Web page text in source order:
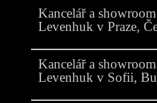
NOVINKY
KONTAKT
DEALEŘI
PROFESIONÁLNÍ POUŽITÍ
Kancelář a
Levenhuk v Praze,
Kancelář a
Levenhuk v Sofii,